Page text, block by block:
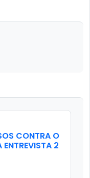
CONTRA O
ENTREVISTA 2